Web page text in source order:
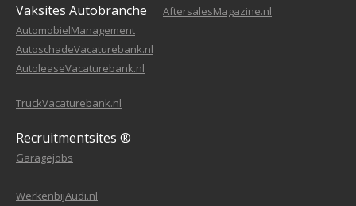
Vaksites Autobranche
AftersalesMagazine.nl
AutomobielManagement
AutoschadeVacaturebank.nl
AutoleaseVacaturebank.nl
TruckVacaturebank.nl
Recruitmentsites ®
Garagejobs
WerkenbijAudi.nl